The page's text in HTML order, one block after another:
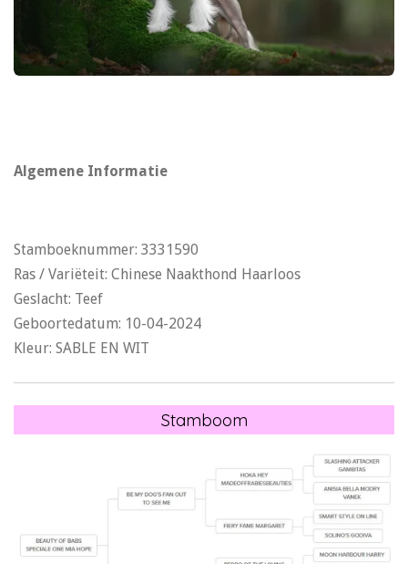
Algemene Informatie
Stamboeknummer: 3331590
Ras / Variëteit: Chinese Naakthond Haarloos
Geslacht: Teef
Geboortedatum: 10-04-2024
Kleur: SABLE EN WIT
Stamboom